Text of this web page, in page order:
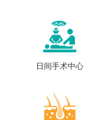
日间手术中心